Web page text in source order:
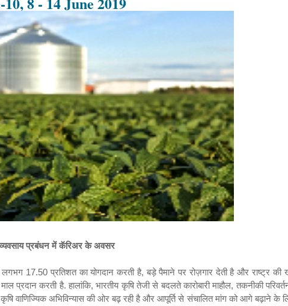
प्रबंधन में कॅरिअर के अवसर
लगभग 17.50 प्रतिशत का योगदान करती है, बड़े पैमाने पर रोज़गार देती है और राष्ट्र की
प्रदान करती है. हालांकि,भारतीय कृषि तेजी से बदलते कारोबारी माहौल, तकनीकी
कृषि वाणिज्यिक अभिविन्यास की ओर बढ़ रही है और आपूर्ति से संचालित मांग को आगे बढ़ाने के